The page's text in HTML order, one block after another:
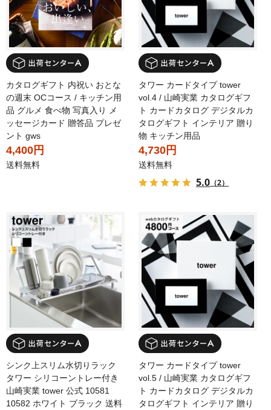
カタログギフト 内祝い おとな
の週末 OCコース / キッチン用
品 グルメ 食べ物 写真入り メ
ッセージカード 贈答品 プレゼ
ント gws
4,400円
送料無料
タワー カードタイプ tower
vol.4 / 山崎実業 カタログギフ
ト カードカタログ デジタルカ
タログギフト インテリア 贈り
物 キッチン用品
4,730円
送料無料
5.0 （2）
シンク上スリム水切りラック
タワー シリコーントレー付き
山崎実業 tower 公式 10581
10582 ホワイト ブラック 送料
タワー カードタイプ tower
vol.5 / 山崎実業 カタログギフ
ト カードカタログ デジタルカ
タログギフト インテリア 贈り